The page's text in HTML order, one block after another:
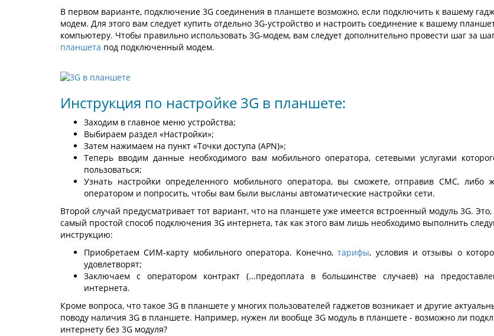
В первом варианте, подключение 3G соединения в планшете возможно, если подключить к вашему
модем. Для этого вам следует купить отдельно 3G-устройство и настроить соединение к вашему
компьютеру. Чтобы правильно использовать 3G-модем, вам следует дополнительно провести шаг за
планшета под подключенный модем.
Инструкция по настройке 3G в планшете:
Заходим в главное меню устройства;
Выбираем раздел «Настройки»;
Затем нажимаем на пункт «Точки доступа (APN)»;
Теперь вводим данные необходимого вам мобильного оператора, сетевыми услугами
пользоваться;
Узнать настройки определенного мобильного оператора, вы сможете, отправив СМС, либо
оператором и попросить, чтобы вам были высланы автоматические настройки сети.
Второй случай предусматривает тот вариант, что на планшете уже имеется встроенный модуль 3G.
самый простой способ подключения 3G интернета, так как этого вам лишь необходимо выполнить
инструкцию:
Приобретаем СИМ-карту мобильного оператора. Конечно,тарифы, условия и отзывы о
удовлетворят;
Заключаем с оператором контракт (...предоплата в большинстве случаев) на
интернета.
Кроме вопроса, что такое 3G в планшете у многих пользователей гаджетов возникает и другие
поводу наличия 3G в планшете. Например, нужен ли вообще 3G модуль в планшете - возможно ли
интернету без 3G модуля?